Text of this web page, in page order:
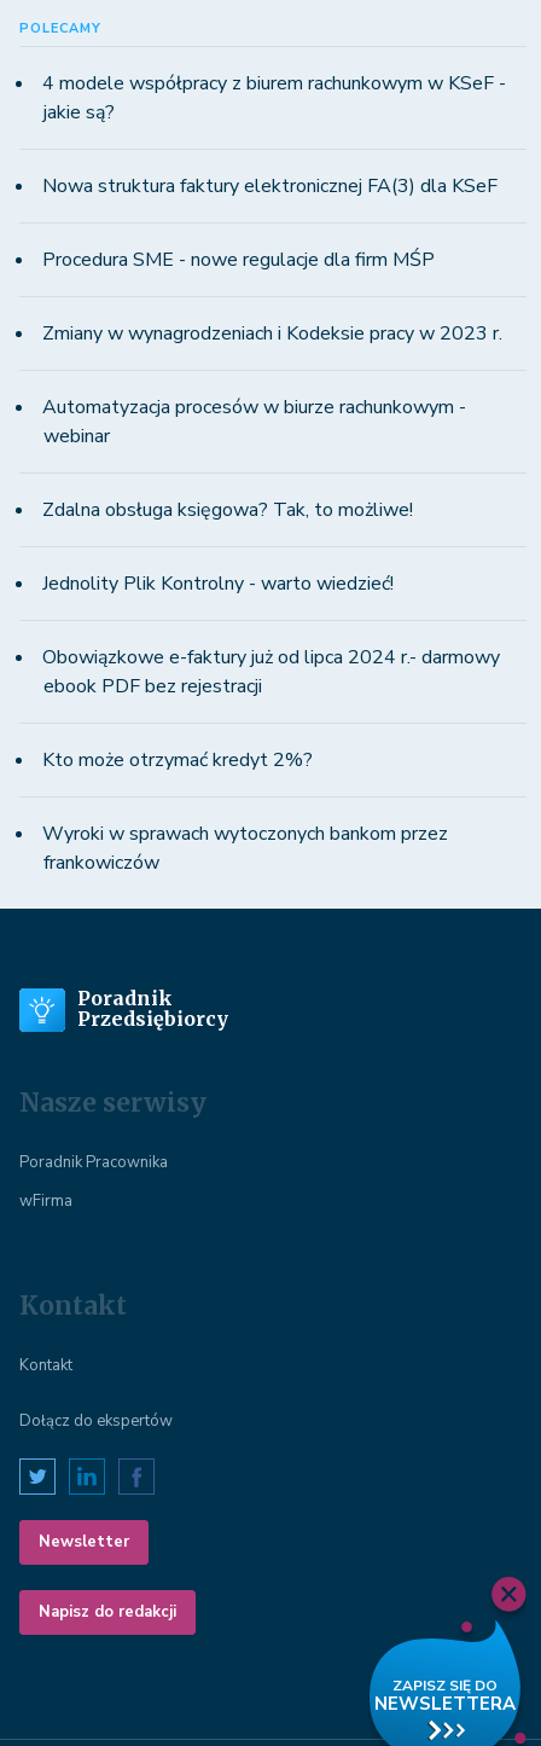
POLECAMY
4 modele współpracy z biurem rachunkowym w KSeF -
jakie są?
Nowa struktura faktury elektronicznej FA(3) dla KSeF
Procedura SME - nowe regulacje dla firm MŚP
Zmiany w wynagrodzeniach i Kodeksie pracy w 2023 r.
Automatyzacja procesów w biurze rachunkowym -
webinar
Zdalna obsługa księgowa? Tak, to możliwe!
Jednolity Plik Kontrolny - warto wiedzieć!
Obowiązkowe e-faktury już od lipca 2024 r.- darmowy
ebook PDF bez rejestracji
Kto może otrzymać kredyt 2%?
Wyroki w sprawach wytoczonych bankom przez
frankowiczów
Poradnik
Przedsiębiorcy
Nasze serwisy
Poradnik Pracownika
wFirma
Kontakt
Kontakt
Dołącz do ekspertów
Newsletter
Napisz do redakcji